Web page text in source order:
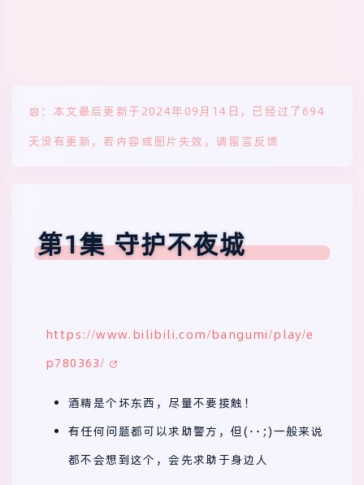
：本文最后更新于2024年09月14日，已经过了694
天没有更新，若内容或图片失效，请留言反馈
第1集 守护不夜城
https://www.bilibili.com/bangumi/play/e
p780363/
酒精是个坏东西，尽量不要接触！
有任何问题都可以求助警方，但(･･;)一般来说
都不会想到这个，会先求助于身边人